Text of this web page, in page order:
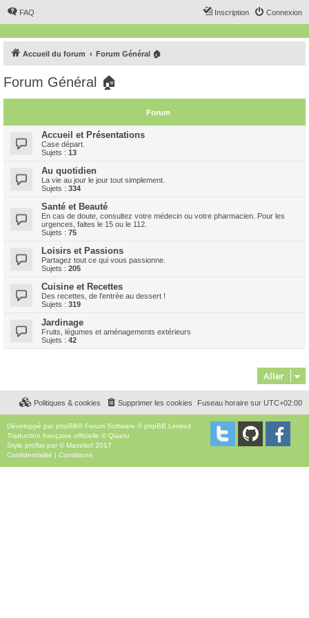
FAQ Connexion
Inscription
Accueil du forum Forum Général 🏠
Forum Général 🏠
Forum
Accueil et Présentations
Case départ.
Sujets : 13
Au quotidien
La vie au jour le jour tout simplement.
Sujets : 334
Santé et Beauté
En cas de doute, consultez votre médecin ou votre pharmacien. Pour les
urgences, faites le 15 ou le 112.
Sujets : 75
Loisirs et Passions
Partagez tout ce qui vous passionne.
Sujets : 205
Cuisine et Recettes
Des recettes, de l'entrée au dessert !
Sujets : 319
Jardinage
Fruits, légumes et aménagements extérieurs
Sujets : 42
Aller
Fuseau horaire sur UTC+02:00
Supprimer les cookies
Politiques & cookies
Développé par phpBB® Forum Software © phpBB Limited
Traduction française officielle ©Qiaeru
Style proflat par © Mazeltof 2017
Confidentialité | Conditions